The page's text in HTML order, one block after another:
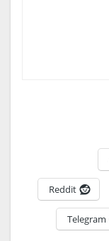
Reddit
Telegram